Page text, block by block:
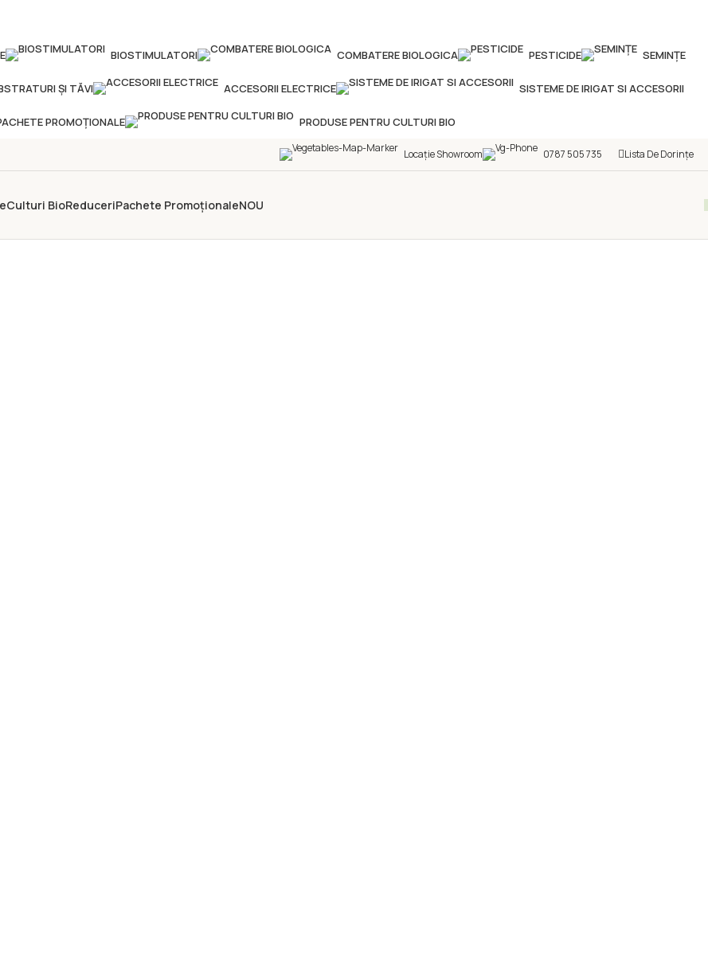
BIOSTIMULATORI COMBATERE BIOLOGICA PESTICIDE SEMINȚE
ȘI TĂVI ACCESORII ELECTRICE SISTEME DE IRIGAT SI ACCESORII
PROMOȚIONALE PRODUSE PENTRU CULTURI BIO
Locație Showroom 0787 505 735 Lista De Dorințe
Culturi BioReduceriPachete PromoționaleNOU